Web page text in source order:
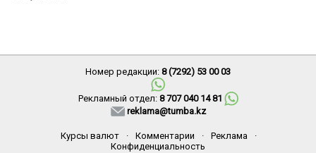
Номер редакции: 8 (7292) 53 00 03
Рекламный отдел: 8 707 040 14 81
reklama@tumba.kz
Курсы валют · Комментарии · Реклама
·
Конфиденциальность